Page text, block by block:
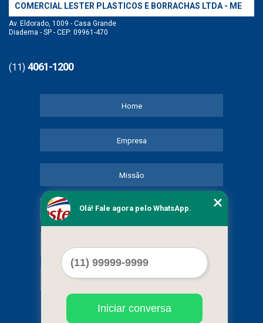
COMERCIAL LESTER PLASTICOS E BORRACHAS LTDA - ME
Av. Eldorado, 1009 - Casa Grande
Diadema - SP - CEP: 09961-470
(11) 4061-1200
Home
Empresa
Missão
Serviços
Mapa do site
Olá! Fale agora pelo WhatsApp.
Iniciar conversa